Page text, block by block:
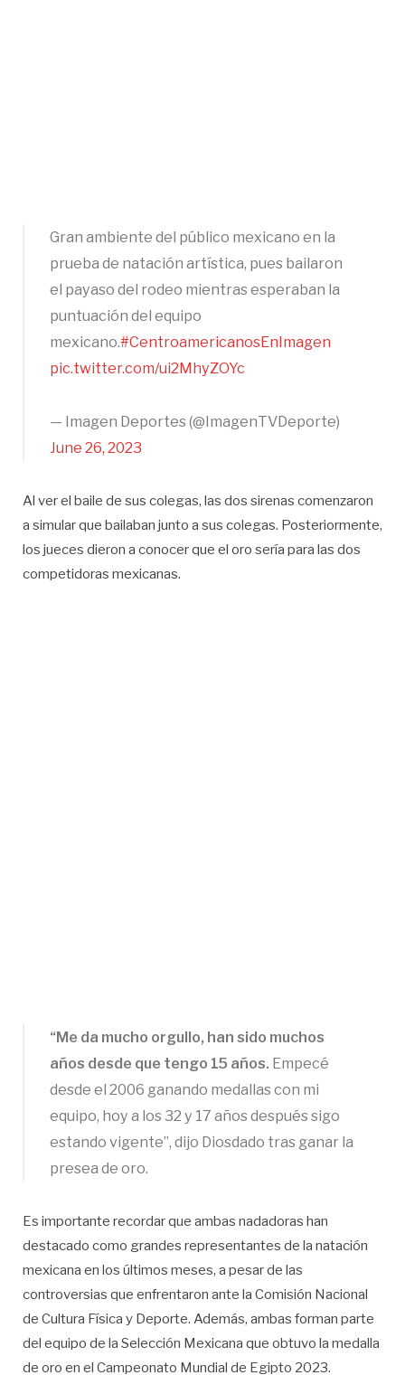
Gran ambiente del público mexicano en la
prueba de natación artística, pues bailaron
el payaso del rodeo mientras esperaban la
puntuación del equipo
mexicano.#CentroamericanosEnImagen
pic.twitter.com/ui2MhyZOYc
— Imagen Deportes (@ImagenTVDeporte)
June 26, 2023
Al ver el baile de sus colegas, las dos sirenas comenzaron
a simular que bailaban junto a sus colegas. Posteriormente,
los jueces dieron a conocer que el oro sería para las dos
competidoras mexicanas.
“Me da mucho orgullo, han sido muchos
años desde que tengo 15 años. Empecé
desde el 2006 ganando medallas con mi
equipo, hoy a los 32 y 17 años después sigo
estando vigente”, dijo Diosdado tras ganar la
presea de oro.
Es importante recordar que ambas nadadoras han
destacado como grandes representantes de la natación
mexicana en los últimos meses, a pesar de las
controversias que enfrentaron ante la Comisión Nacional
de Cultura Física y Deporte. Además, ambas forman parte
del equipo de la Selección Mexicana que obtuvo la medalla
de oro en el Campeonato Mundial de Egipto 2023.